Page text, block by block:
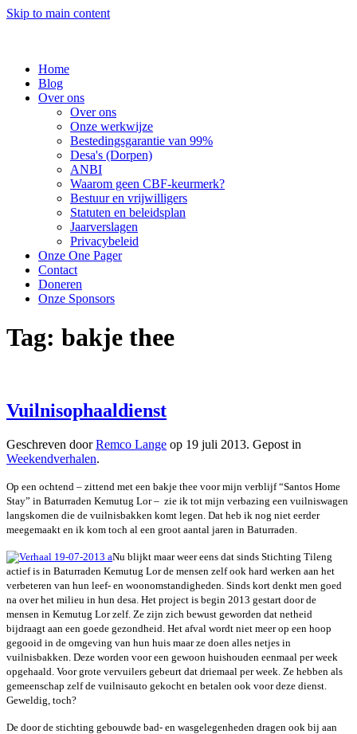
Skip to main content
Home
Blog
Over ons
Over ons
Onze werkwijze
Bestedingsgarantie van 99%
Desa's (Dorpen)
ANBI
Waarom geen CBF-keurmerk?
Bestuur en vrijwilligers
Statuten en beleidsplan
Jaarverslagen
Privacybeleid
Onze One Pager
Contact
Doneren
Onze Sponsors
Tag: bakje thee
Vuilnisophaaldienst
Geschreven doorRemco Lange op 19 juli 2013. Gepost in
Weekendverhalen.
Op een ochtend – zittend met een bakje thee voor mijn verblijf “Santos Home
Stay” in Baturraden Kemutug Lor – zie ik tot mijn verbazing een vuilniswagen
langskomen die de vuilnisbakken komt legen. Dat heb ik nog niet eerder
meegemaakt en ik kom toch al een groot aantal jaren in Baturraden.
Nu blijkt maar weer eens dat sinds Stichting Tileng
actief is in Baturraden Kemutug Lor de mensen zelf ook hard werken aan het
verbeteren van hun leef- en woonomstandigheden. Sinds kort denkt men goed
na over het milieu in hun desa. Het project is begin 2013 gestart door de
mensen in Kemutug Lor zelf. Ze zijn zich bewust geworden dat netheid
bijdraagt aan een goede gezondheid. Het afval wordt niet meer op een hoop
gegooid in de omgeving van hun huis maar ze doen alles netjes in
vuilnisbakken. Deze worden voor een gewoon huishouden eenmaal per week
opgehaald. Voor grote vervuilers gebeurt dat driemaal per week. Ze hebben als
gemeenschap zelf de vuilnisauto gekocht en betalen ook voor deze dienst.
Geweldig, toch?
De door de stichting gebouwde bad- en wasgelegenheden dragen ook bij aan